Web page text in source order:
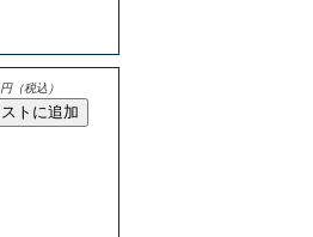
（税込）
トに追加